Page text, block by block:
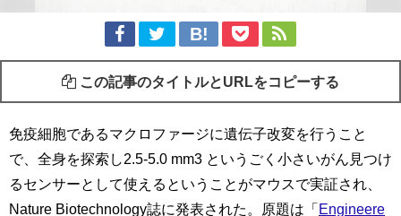
この記事のタイトルとURLをコピーする
免疫細胞であるマクロファージに遺伝子改変を行うこと
で、全身を探索し2.5-5.0 mm3 というごく小さいがん見つけ
るセンサーとして使えるということがマウスで実証され、
Nature Biotechnology誌に発表された。原題は「 Engineere